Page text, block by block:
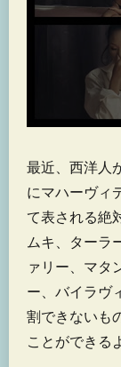
最近、西洋人
にマハーヴィ
て表される絶
ムキ、ターラ
ァリー、マタ
ー、バイラヴ
割できないも
ことができる